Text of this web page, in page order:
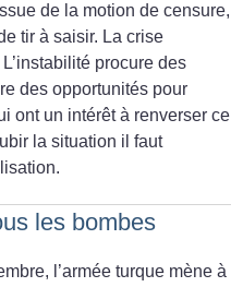
de la motion de censure,
tir à saisir. La crise
procure des
des opportunités pour
ont un intérêt à renverser ce
la situation il faut
les bombes
l’armée turque mène à